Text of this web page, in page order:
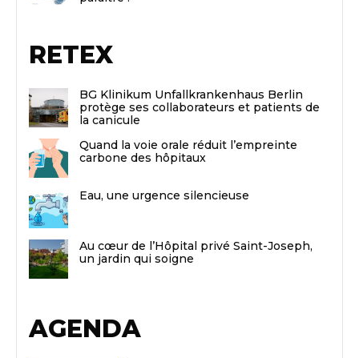
RETEX
BG Klinikum Unfallkrankenhaus Berlin
protège ses collaborateurs et patients de
la canicule
Quand la voie orale réduit l’empreinte
carbone des hôpitaux
Eau, une urgence silencieuse
Au cœur de l’Hôpital privé Saint-Joseph,
un jardin qui soigne
AGENDA